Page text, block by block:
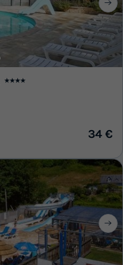
★★★★
34 €